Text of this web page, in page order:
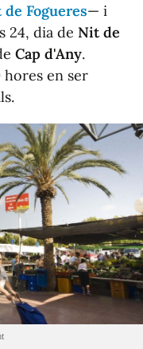
Fogueres— i
24, dia de Nit de
Cap d'Any.
hores en ser